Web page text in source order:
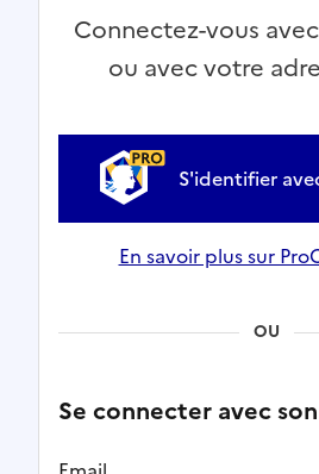
Connectez-vous
ou avec votre
S'identifier
En savoir plus sur
OU
Se connecter avec